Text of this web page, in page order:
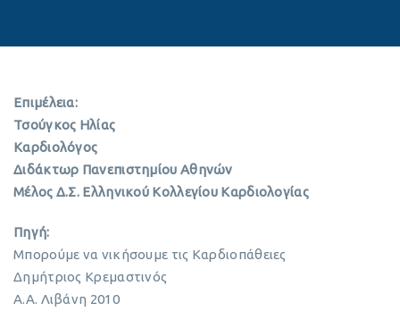
Επιμέλεια:
Τσούγκος Ηλίας
Καρδιολόγος
Διδάκτωρ Πανεπιστημίου Αθηνών
Μέλος Δ.Σ. Ελληνικού Κολλεγίου Καρδιολογίας
Πηγή:
Μπορούμε να νικήσουμε τις Καρδιοπάθειες
Δημήτριος Κρεμαστινός
Α.Α. Λιβάνη 2010